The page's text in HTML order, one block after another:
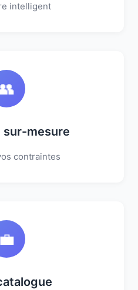
intelligent
sur-mesure
contraintes
💼